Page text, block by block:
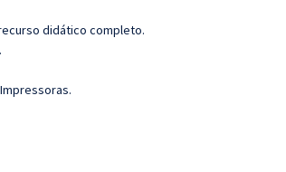
didático completo.